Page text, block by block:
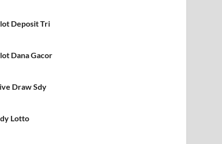
Deposit Tri
Dana Gacor
Draw Sdy
Lotto